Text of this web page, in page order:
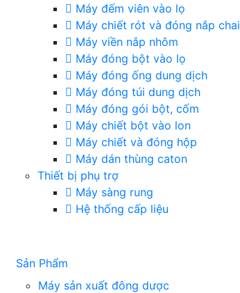
Máy đếm viên vào lọ
Máy chiết rót và đóng nắp chai
Máy viền nắp nhôm
Máy đóng bột vào lọ
Máy đóng ống dung dịch
Máy đóng túi dung dịch
Máy đóng gói bột, cốm
Máy chiết bột vào lon
Máy chiết và đóng hộp
Máy dán thùng caton
Thiết bị phụ trợ
Máy sàng rung
Hệ thống cấp liệu
Sản Phẩm
Máy sản xuất đông dược